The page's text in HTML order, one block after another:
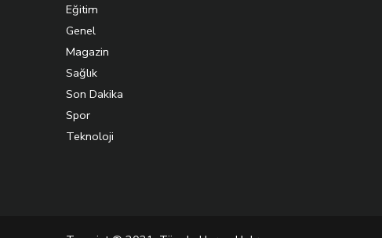
Eğitim
Genel
Magazin
Sağlık
Son Dakika
Spor
Teknoloji